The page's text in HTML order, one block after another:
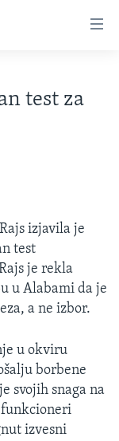
test za
izjavila je
test
je rekla
u Alabami da je
a ne izbor.
u okviru
borbene
svojih snaga na
izvesni